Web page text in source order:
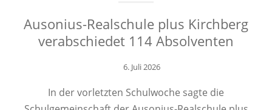
Ausonius-Realschule plus Kirchberg
verabschiedet 114 Absolventen
6. Juli 2026
In der vorletzten Schulwoche sagte die